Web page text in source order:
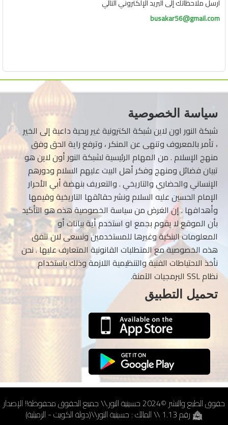
أرسل ملاحظاتك إلى البريد الإلكتروني التالي
busakar56@gmail.com
سياسة الخصوصية
شبكة النور اون لاين شبكة الكترونية غير ربحية داعية إلى الخير
، تأمر بالمعروف وتنهى عن المنكر ، وترفع راية الحق وفق
منهج الإسلام . من المهام الرئيسية لشبكة النور أون لاين هو
تبيان فضائل ومنهج وفكر أهل البيت عليهم السلام ودورهم
الإنساني والحضاري والتاريخي . والتعريف بنهضة أبي الأحرار
الإمام الحسين عليه السلام ونشر حقائقها التاريخية وقيمها
وأهدافها . إن الغرض من سياسة الخصوصية هذه هو التأكيد
بأن الموقع لا يقوم بجمع او استخدم أية بيانات أو
المعلومات البنكية وغيرها للمستخدمين ونسعى لان تتفق
هذه الخصوصية مع المتطلبات القانونية المتعارف عليها . نحن
نأخذ الاحتياطات الفنية والتنظيمية اللازمة وذلك باستخدام
نظام SSL البرمجيات الآمنة.
تحميل التطبيق
حقوق الطبع والنشر ©2024 حسينية النور.\\ جميع الحقوق محفوظة!! الإصدار